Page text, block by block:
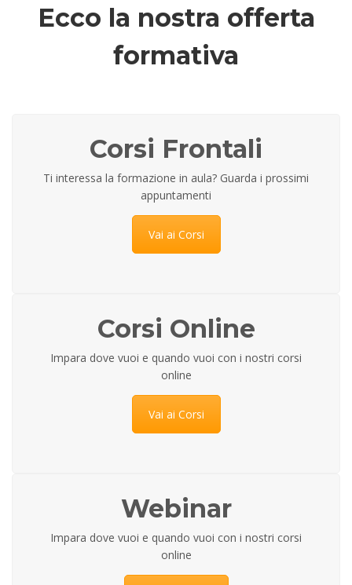
Ecco la nostra offerta
formativa
Corsi Frontali
Ti interessa la formazione in aula? Guarda i prossimi
appuntamenti
Vai ai Corsi
Corsi Online
Impara dove vuoi e quando vuoi con i nostri corsi
online
Vai ai Corsi
Webinar
Impara dove vuoi e quando vuoi con i nostri corsi
online